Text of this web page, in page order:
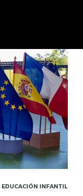
EDUCACIÓN INFANTIL